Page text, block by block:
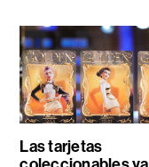
Las tarjetas